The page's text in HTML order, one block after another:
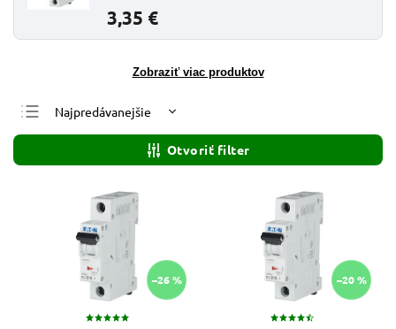
3,35 €
Zobraziť viac produktov
Najpredávanejšie
Najlacnejšie
Najdrahšie
Abecedne
Otvoriť filter
–26 % –20 %